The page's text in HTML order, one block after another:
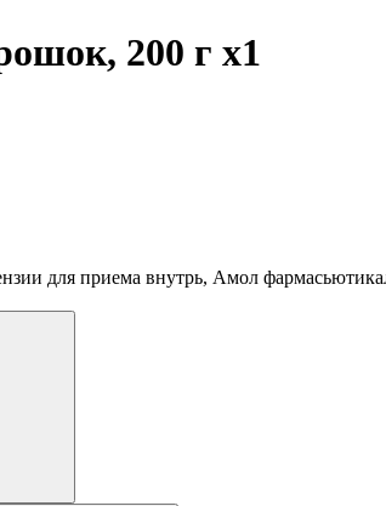
200 г x1
для приема внутрь, Амол